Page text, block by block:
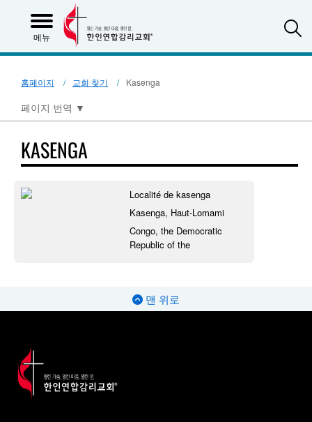
메뉴
홈페이지 교회 찾기 Kasenga
페이지 번역 ▼
KASENGA
Localité de kasenga
Kasenga, Haut-Lomami
Congo, the Democratic
Republic of the
맨 위로